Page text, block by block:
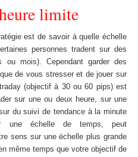
limite
est de savoir à quelle échelle
personnes tradent sur des
ou mois). Cependant garder des
de vous stresser et de jouer sur
(objectif à 30 ou 60 pips) est
sur une ou deux heure, sur une
du suivi de tendance à la minute
une échelle de temps, peut
sens sur une échelle plus grande
même temps que votre objectif de